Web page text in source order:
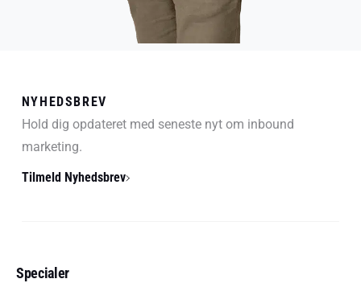
NYHEDSBREV
Hold dig opdateret med seneste nyt om inbound
marketing.
Tilmeld Nyhedsbrev
Specialer